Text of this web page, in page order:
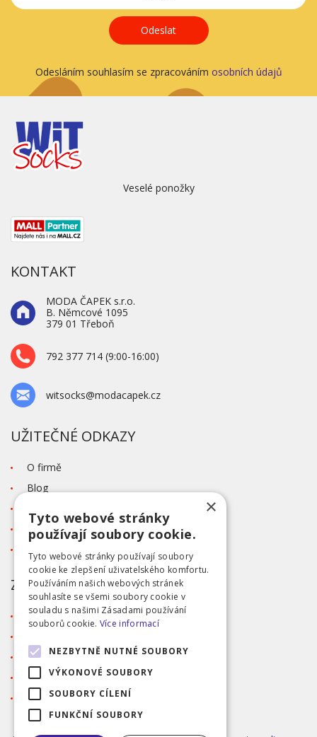
Odeslat
Odesláním souhlasím se zpracováním osobních údajů
Veselé ponožky
KONTAKT
MODA ČAPEK s.r.o.
B. Němcové 1095
379 01 Třeboň
792 377 714 (9:00-16:00)
witsocks@modacapek.cz
UŽITEČNÉ ODKAZY
O firmě
Blog
Tabulka velikostí
Ochrana osobních údajů GDPR
ZÁKAZNICKÝ SERVIS
Obchodní podmínky
Reklamace
Přihlášení
Registrace
×
Tyto webové stránky
používají soubory cookie.
Tyto webové stránky používají soubory
cookie ke zlepšení uživatelského komfortu.
Používáním našich webových stránek
souhlasíte se všemi soubory cookie v
souladu s našimi Zásadami používání
souborů cookie. Více informací
NEZBYTNĚ NUTNÉ SOUBORY
VÝKONOVÉ SOUBORY
SOUBORY CÍLENÍ
FUNKČNÍ SOUBORY